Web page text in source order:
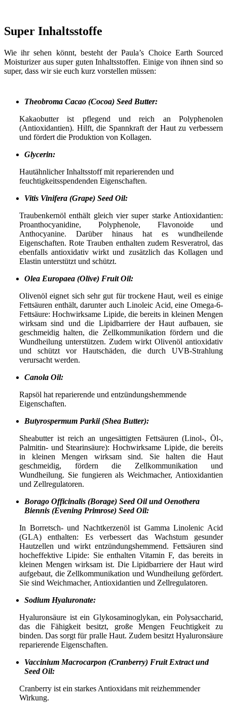
Super Inhaltsstoffe
Wie ihr sehen könnt, besteht der Paula’s Choice Earth Sourced
Moisturizer aus super guten Inhaltsstoffen. Einige von ihnen sind so
super, dass wir sie euch kurz vorstellen müssen:
Theobroma Cacao (Cocoa) Seed Butter:
Kakaobutter ist pflegend und reich an Polyphenolen
(Antioxidantien). Hilft, die Spannkraft der Haut zu verbessern
und fördert die Produktion von Kollagen.
Glycerin:
Hautähnlicher Inhaltsstoff mit reparierenden und
feuchtigkeitsspendenden Eigenschaften.
Vitis Vinifera (Grape) Seed Oil:
Traubenkernöl enthält gleich vier super starke Antioxidantien:
Proanthocyanidine, Polyphenole, Flavonoide und
Anthocyanine. Darüber hinaus hat es wundheilende
Eigenschaften. Rote Trauben enthalten zudem Resveratrol, das
ebenfalls antioxidativ wirkt und zusätzlich das Kollagen und
Elastin unterstützt und schützt.
Olea Europaea (Olive) Fruit Oil:
Olivenöl eignet sich sehr gut für trockene Haut, weil es einige
Fettsäuren enthält, darunter auch Linoleic Acid, eine Omega-6-
Fettsäure: Hochwirksame Lipide, die bereits in kleinen Mengen
wirksam sind und die Lipidbarriere der Haut aufbauen, sie
geschmeidig halten, die Zellkommunikation fördern und die
Wundheilung unterstützen. Zudem wirkt Olivenöl antioxidativ
und schützt vor Hautschäden, die durch UVB-Strahlung
verursacht werden.
Canola Oil:
Rapsöl hat reparierende und entzündungshemmende
Eigenschaften.
Butyrospermum Parkii (Shea Butter):
Sheabutter ist reich an ungesättigten Fettsäuren (Linol-, Öl-,
Palmitin- und Stearinsäure): Hochwirksame Lipide, die bereits
in kleinen Mengen wirksam sind. Sie halten die Haut
geschmeidig, fördern die Zellkommunikation und
Wundheilung. Sie fungieren als Weichmacher, Antioxidantien
und Zellregulatoren.
Borago Officinalis (Borage) Seed Oil und Oenothera
Biennis (Evening Primrose) Seed Oil:
In Borretsch- und Nachtkerzenöl ist Gamma Linolenic Acid
(GLA) enthalten: Es verbessert das Wachstum gesunder
Hautzellen und wirkt entzündungshemmend. Fettsäuren sind
hocheffektive Lipide: Sie enthalten Vitamin F, das bereits in
kleinen Mengen wirksam ist. Die Lipidbarriere der Haut wird
aufgebaut, die Zellkommunikation und Wundheilung gefördert.
Sie sind Weichmacher, Antioxidantien und Zellregulatoren.
Sodium Hyaluronate:
Hyaluronsäure ist ein Glykosaminoglykan, ein Polysaccharid,
das die Fähigkeit besitzt, große Mengen Feuchtigkeit zu
binden. Das sorgt für pralle Haut. Zudem besitzt Hyaluronsäure
reparierende Eigenschaften.
Vaccinium Macrocarpon (Cranberry) Fruit Extract und
Seed Oil:
Cranberry ist ein starkes Antioxidans mit reizhemmender
Wirkung.